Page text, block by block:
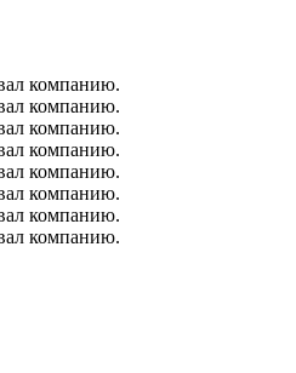
компанию.
компанию.
компанию.
компанию.
компанию.
компанию.
компанию.
компанию.